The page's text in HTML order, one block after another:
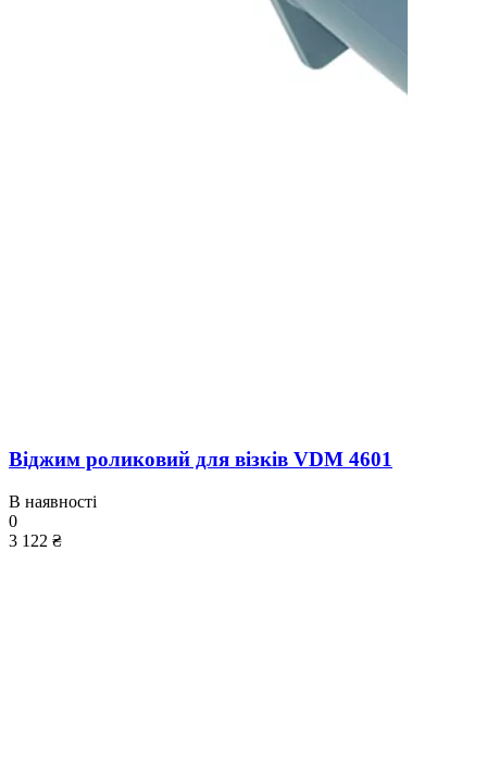
Віджим роликовий для візків VDM 4601
В наявності
0
3 122 ₴